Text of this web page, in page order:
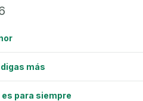
digas más
es para siempre